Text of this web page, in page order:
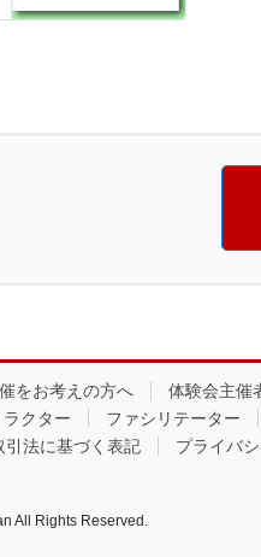
をお考えの方へ 体験会主催
クター ファシリテーター
引法に基づく表記 プライバ
All Rights Reserved.